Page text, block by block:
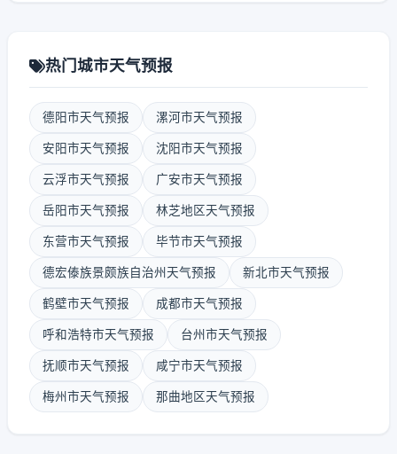
热门城市天气预报
德阳市天气预报 漯河市天气预报
安阳市天气预报 沈阳市天气预报
云浮市天气预报 广安市天气预报
岳阳市天气预报 林芝地区天气预报
东营市天气预报 毕节市天气预报
德宏傣族景颇族自治州天气预报 新北市天气预报
鹤壁市天气预报 成都市天气预报
呼和浩特市天气预报 台州市天气预报
抚顺市天气预报 咸宁市天气预报
梅州市天气预报 那曲地区天气预报